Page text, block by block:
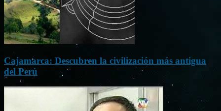
Cajamarca: Descubren la civilización más antigua
del Perú